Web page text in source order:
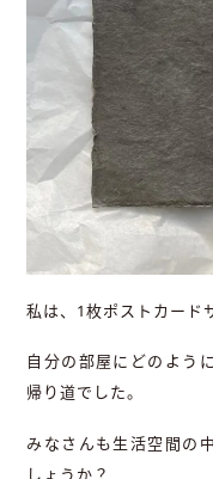
私は、1枚ポストカード
自分の部屋にどのよう
帰り道でした。
みなさんも生活空間の
しょうか？